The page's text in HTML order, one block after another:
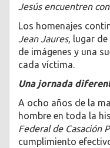
Jesús encuentren
Los homenajes
Jean Jaures, lugar
de imágenes y una
cada víctima.
Una jornada
A ocho años de la
hombre en toda la
Federal de Casación
cumplimiento